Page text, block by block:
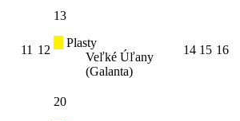
11 12
13
Plasty
Veľké Úľany
(Galanta)
14 15 16
20